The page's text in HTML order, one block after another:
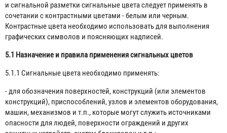
и сигнальной разметки сигнальные цвета следует применять в
сочетании с контрастными цветами - белым или черным.
Контрастные цвета необходимо использовать для выполнения
графических символов и поясняющих надписей.
5.1 Назначение и правила применения сигнальных цветов
5.1.1 Сигнальные цвета необходимо применять:
- для обозначения поверхностей, конструкций (или элементов
конструкций), приспособлений, узлов и элементов оборудования,
машин, механизмов и т.п., которые могут служить источниками
опасности для людей, поверхности ограждений и других